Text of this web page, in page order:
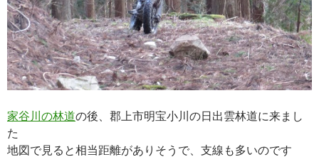
家谷川の林道の後、郡上市明宝小川の日出雲林道に来まし
た
地図で見ると相当距離がありそうで、支線も多いのです